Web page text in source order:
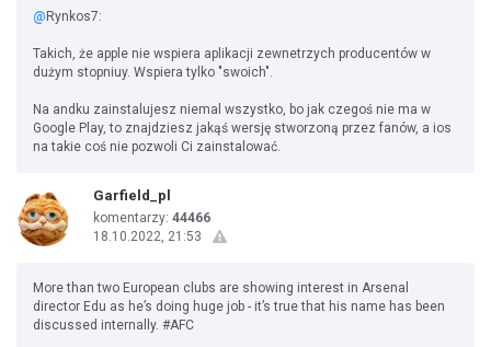
@ Rynkos7:
Takich, że apple nie wspiera aplikacji zewnetrzych producentów w
dużym stopniuy. Wspiera tylko "swoich".
Na andku zainstalujesz niemal wszystko, bo jak czegoś nie ma w
Google Play, to znajdziesz jakąś wersję stworzoną przez fanów, a ios
na takie coś nie pozwoli Ci zainstalować.
Garfield_pl
komentarzy: 44466
18.10.2022, 21:53
More than two European clubs are showing interest in Arsenal
director Edu as he’s doing huge job - it’s true that his name has been
discussed internally. #AFC